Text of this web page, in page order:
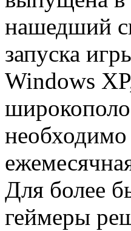
нашедший
запуска
Windows
необходимо
Для более
геймеры